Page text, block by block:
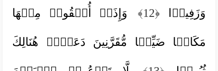
وَزَفِیرࣰا ﴿12﴾ وَإِذَاۤ أُلۡقُوا۟ مِنۡهَا
مَكَانࣰا ضَیِّقࣰا مُّقَرَّنِینَ دَعَوۡا۟ هُنَالِكَ